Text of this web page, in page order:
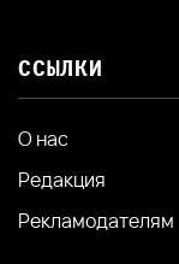
ССЫЛКИ
О нас
Редакция
Рекламодателям